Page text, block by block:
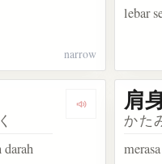
narrow
lebar
Dengarkan肩
かた